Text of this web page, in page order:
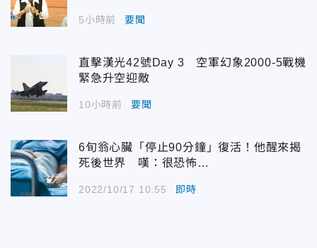
5小時前 要聞
直擊漢光42號Day 3 空軍幻象2000-5戰機
緊急升空迎敵
10小時前 要聞
6旬翁心臟「停止90分鐘」復活！他醒來揭
死後世界 嘆：很恐怖…
2022/10/17 10:55 即時